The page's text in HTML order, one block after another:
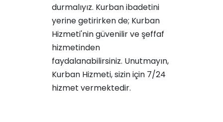
durmalıyız. Kurban ibadetini
yerine getirirken de; Kurban
Hizmeti'nin güvenilir ve şeffaf
hizmetinden
faydalanabilirsiniz. Unutmayın,
Kurban Hizmeti, sizin için 7/24
hizmet vermektedir.